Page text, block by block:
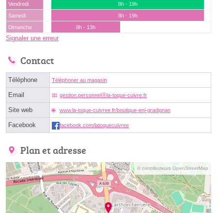
Vendredi
8h - 19h
Samedi
8h - 19h
Dimanche
8h - 13h
Signaler une erreur
Contact
Téléphone Téléphoner au magasin
Email gestion.personnelⓐla-toque-cuivre.fr
Site web www.la-toque-cuivree.fr/boutique-eni-gradignan
Facebook facebook.com/latoquecuivree
Plan et adresse
© contributeurs OpenStreetMap